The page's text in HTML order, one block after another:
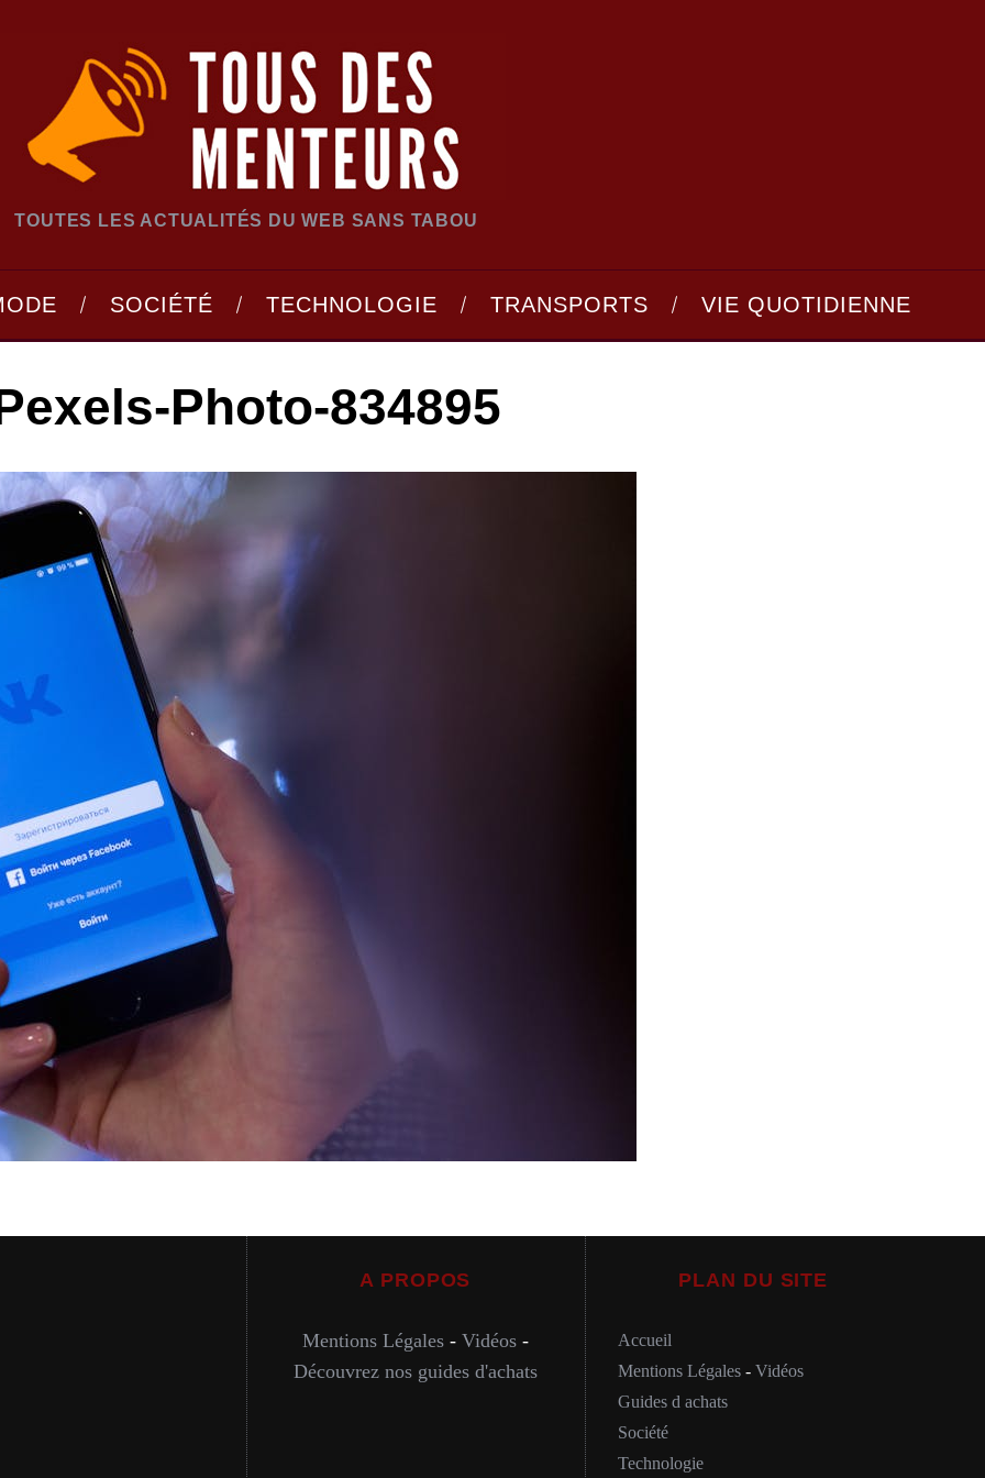
TOUTES LES ACTUALITÉS DU WEB SANS TABOU
SOCIÉTÉ TECHNOLOGIE TRANSPORTS VIE QUOTIDIENNE
Photo-834895
A PROPOS
Mentions Légales- Vidéos-
Découvrez nos guides d'achats
PLAN DU SITE
Accueil
Mentions Légales- Vidéos
Guides d achats
Société
Technologie